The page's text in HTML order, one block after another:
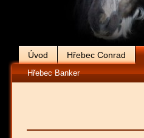
Úvod Hřebec Conrad
Hřebec Banker